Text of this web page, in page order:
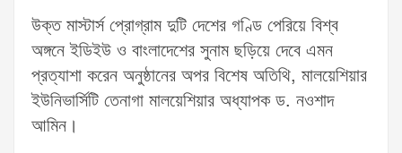
উক্ত মাস্টার্স প্রোগ্রাম দুটি দেশের গণ্ডি পেরিয়ে বিশ্ব
অঙ্গনে ইডিইউ ও বাংলাদেশের সুনাম ছড়িয়ে দেবে এমন
প্রত্যাশা করেন অনুষ্ঠানের অপর বিশেষ অতিথি, মালয়েশিয়ার
ইউনিভার্সিটি তেনাগা মালয়েশিয়ার অধ্যাপক ড. নওশাদ
আমিন।